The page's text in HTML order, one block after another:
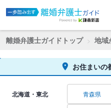
離婚弁護士ガイドトップ 地域
お住まいの
北海道・東北 青森県